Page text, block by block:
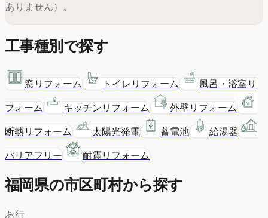
ありません）。
工事種別で探す
窓リフォーム トイレリフォーム
風呂・浴室リ
フォーム
キッチンリフォーム
外壁リフォーム
断熱リフォーム
太陽光発電 蓄電池
給湯器
バリアフリー
耐震リフォーム
福岡県の市区町村から探す
あ行